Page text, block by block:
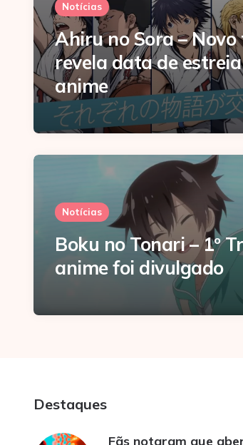
Notícias
Ahiru no Sora –
revela data de
anime
Notícias
Boku no Tonari – 1º
anime foi divulgado
Destaques
Fãs notaram que